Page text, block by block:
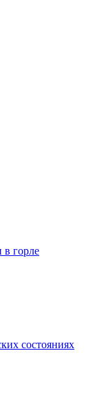
горле
состояниях